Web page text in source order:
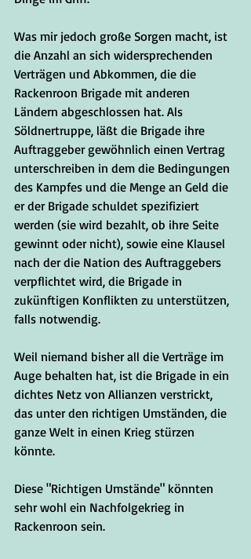
Was mir jedoch große Sorgen macht, ist
die Anzahl an sich widersprechenden
Verträgen und Abkommen, die die
Rackenroon Brigade mit anderen
Ländern abgeschlossen hat. Als
Söldnertruppe, läßt die Brigade ihre
Auftraggeber gewöhnlich einen Vertrag
unterschreiben in dem die Bedingungen
des Kampfes und die Menge an Geld die
er der Brigade schuldet spezifiziert
werden (sie wird bezahlt, ob ihre Seite
gewinnt oder nicht), sowie eine Klausel
nach der die Nation des Auftraggebers
verpflichtet wird, die Brigade in
zukünftigen Konflikten zu unterstützen,
falls notwendig.
Weil niemand bisher all die Verträge im
Auge behalten hat, ist die Brigade in ein
dichtes Netz von Allianzen verstrickt,
das unter den richtigen Umständen, die
ganze Welt in einen Krieg stürzen
könnte.
Diese "Richtigen Umstände" könnten
sehr wohl ein Nachfolgekrieg in
Rackenroon sein.